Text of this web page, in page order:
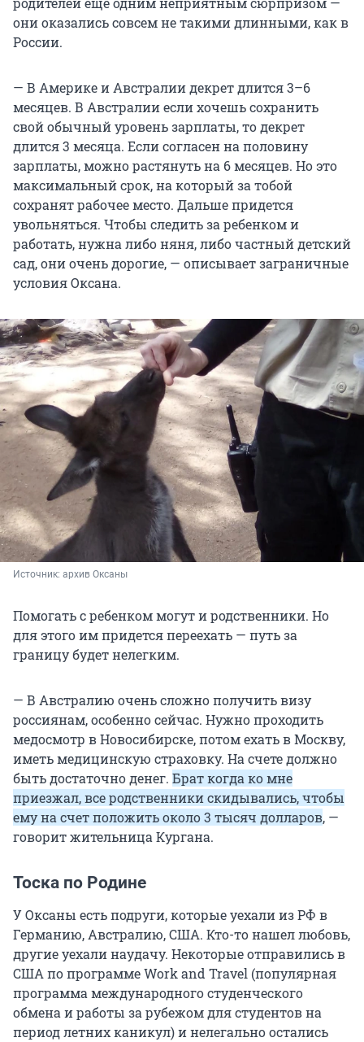
они оказались совсем не такими длинными, как в
России.
— В Америке и Австралии декрет длится 3–6
месяцев. В Австралии если хочешь сохранить
свой обычный уровень зарплаты, то декрет
длится 3 месяца. Если согласен на половину
зарплаты, можно растянуть на 6 месяцев. Но это
максимальный срок, на который за тобой
сохранят рабочее место. Дальше придется
увольняться. Чтобы следить за ребенком и
работать, нужна либо няня, либо частный детский
сад, они очень дорогие, — описывает заграничные
условия Оксана.
Источник: архив Оксаны
Помогать с ребенком могут и родственники. Но
для этого им придется переехать — путь за
границу будет нелегким.
— В Австралию очень сложно получить визу
россиянам, особенно сейчас. Нужно проходить
медосмотр в Новосибирске, потом ехать в Москву,
иметь медицинскую страховку. На счете должно
быть достаточно денег. Брат когда ко мне
приезжал, все родственники скидывались, чтобы
ему на счет положить около 3 тысяч долларов, —
говорит жительница Кургана.
Тоска по Родине
У Оксаны есть подруги, которые уехали из РФ в
Германию, Австралию, США. Кто-то нашел любовь,
другие уехали наудачу. Некоторые отправились в
США по программе Work and Travel (популярная
программа международного студенческого
обмена и работы за рубежом для студентов на
период летних каникул) и нелегально остались